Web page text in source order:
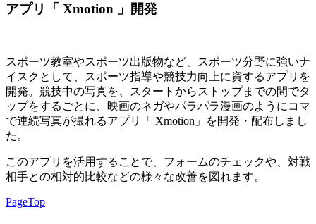
アプリ「 Xmotion 」開発
スポーツ教室やスポーツ出版物など、スポーツ分野に強いナ
イスクとして、スポーツ指導や競技力向上に資するアプリを
開発。競技中の写真を、スタートからストップまでの間でタ
ップをするごとに、映画のネガやパラパラ漫画のようにコマ
で連続写真が撮れるアプリ「 Xmotion」を開発・配布しまし
た。
このアプリを活用することで、フォームのチェックや、対戦
相手との相対的比較などの様々な改善を図れます。
PageTop